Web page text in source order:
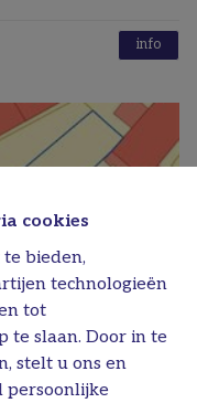
cookies
bieden,
technologieën
tot
te slaan. Door in te
stelt u ons en
persoonlijke
info